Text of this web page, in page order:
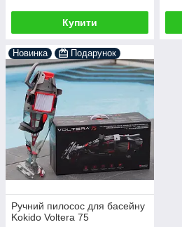
Купити
Новинка Подарунок
Ручний пилосос для басейну
Kokido Voltera 75